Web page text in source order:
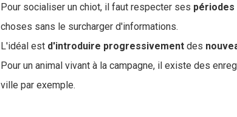
Pour socialiser un chiot, il faut respecter ses périodes
choses sans le surcharger d'informations.
L'idéal est d'introduire progressivement des
Pour un animal vivant à la campagne, il existe des
ville par exemple.